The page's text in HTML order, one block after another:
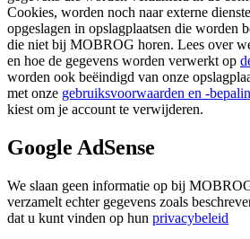
Cookies, worden noch naar externe
opgeslagen in opslagplaatsen die worden
die niet bij MOBROG horen. Lees over
en hoe de gegevens worden verwerkt op
worden ook beëindigd van onze
met onze gebruiksvoorwaarden en -
kiest om je account te verwijderen.
Google AdSense
We slaan geen informatie op bij
verzamelt echter gegevens zoals
dat u kunt vinden op hun privacybeleid